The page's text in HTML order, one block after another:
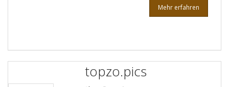
Mehr erfahren
topzo.pics